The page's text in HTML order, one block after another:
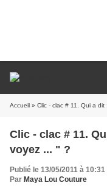
Accueil » Clic - clac # 11. Qui a
Clic - clac # 11.
voyez ... " ?
Publié le 13/05/2011 à 10:31
Par Maya Lou Couture